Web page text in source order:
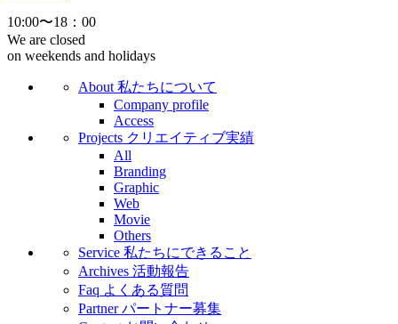
10:00〜18：00
We are closed
on weekends and holidays
About 私たちについて
Company profile
Access
Projects クリエイティブ実績
All
Branding
Graphic
Web
Movie
Others
Service 私たちにできること
Archives 活動報告
Faq よくある質問
Partnerパートナー募集